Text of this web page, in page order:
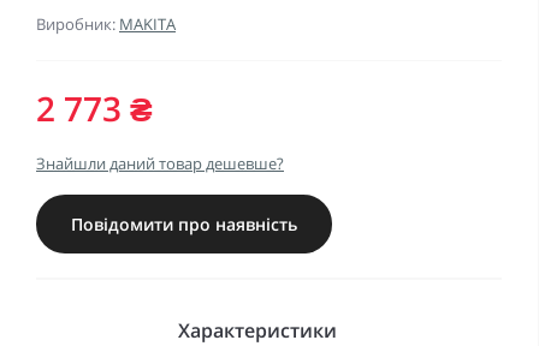
Виробник: MAKITA
2 773 ₴
Знайшли даний товар дешевше?
Повідомити про наявність
Характеристики